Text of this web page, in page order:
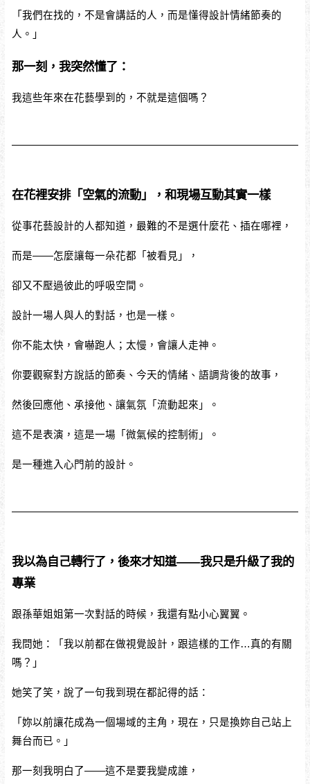
「我們在找的，不是會講話的人，而是懂得設計情緒節奏的
人。」
那一刻，我突然懂了：
我這些年來在花藝學到的，不就是這個嗎？
在花裡安排「空氣的流動」，和現場互動其實一樣
從事花藝設計的人都知道，最難的不是選什麼花、插在哪裡，
而是——怎麼讓每一朵花都「被看見」，
卻又不壓過彼此的呼吸空間。
設計一場人與人的對話，也是一樣。
你不能太快，會嚇跑人；太慢，會讓人走神。
你要觀察對方說話的節奏、今天的情緒、語調背後的故事，
然後回應他、承接他、讓氣氛「流動起來」。
這不是表演，這是一場「微氣候的控制術」。
是一種進入心門前的設計。
我以為自己轉行了，後來才知道——我只是升級了我的
專業
跟孫華姐姐第一次對話的時候，我還有點小心翼翼。
我問她：「我以前都在做視覺設計，跟這樣的工作…真的有關
嗎？」
她笑了笑，說了一句我到現在都記得的話：
「妳以前讓花成為一個場域的主角，現在，只是換妳自己站上
舞台而已。」
那一刻我明白了——這不是要我變成誰，